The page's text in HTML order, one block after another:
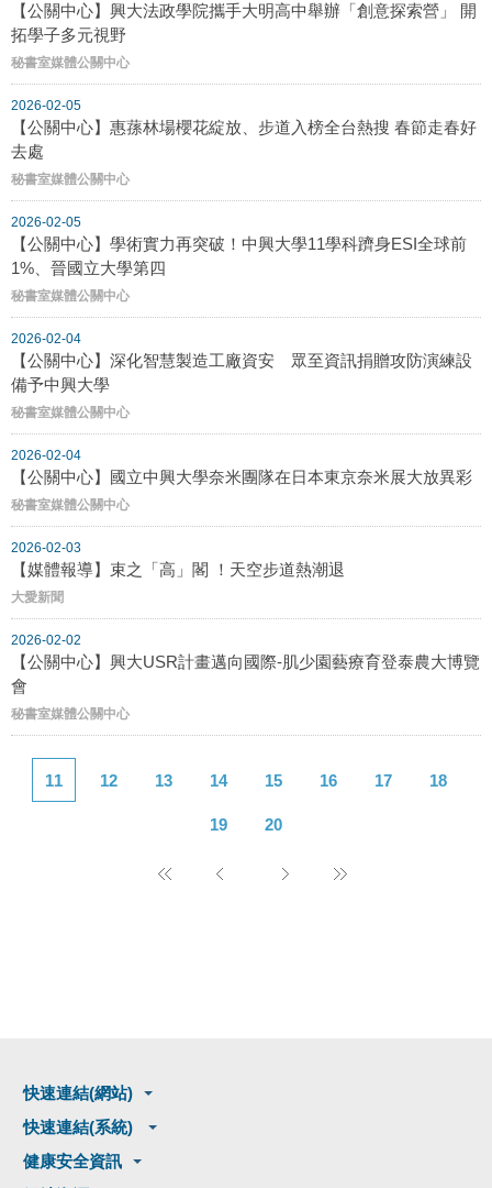
【公關中心】興大法政學院攜手大明高中舉辦「創意探索營」 開
拓學子多元視野
秘書室媒體公關中心
2026-02-05
【公關中心】惠蓀林場櫻花綻放、步道入榜全台熱搜 春節走春好
去處
秘書室媒體公關中心
2026-02-05
【公關中心】學術實力再突破！中興大學11學科躋身ESI全球前
1%、晉國立大學第四
秘書室媒體公關中心
2026-02-04
【公關中心】深化智慧製造工廠資安 眾至資訊捐贈攻防演練設
備予中興大學
秘書室媒體公關中心
2026-02-04
【公關中心】國立中興大學奈米團隊在日本東京奈米展大放異彩
秘書室媒體公關中心
2026-02-03
【媒體報導】束之「高」閣 ！天空步道熱潮退
大愛新聞
2026-02-02
【公關中心】興大USR計畫邁向國際-肌少園藝療育登泰農大博覽
會
秘書室媒體公關中心
11 12 13 14 15 16 17 18
19 20
快速連結(網站)
快速連結(系統)
健康安全資訊